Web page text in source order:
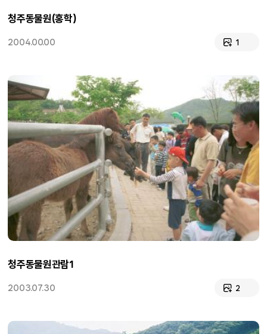
청주동물원(홍학)
2004.00.00 1
청주동물원관람1
2003.07.30 2